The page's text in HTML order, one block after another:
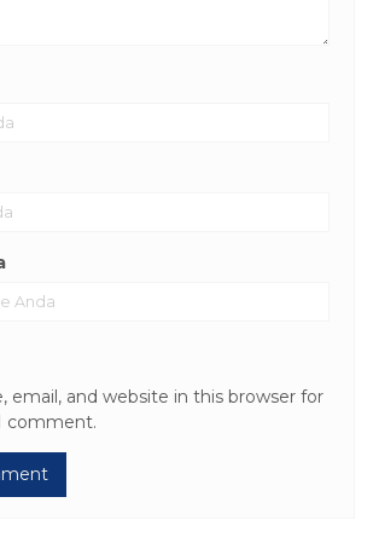
email, and website in this browser for
comment.